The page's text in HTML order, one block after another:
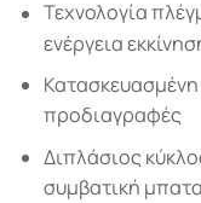
Τεχνολογία
ενέργεια
Κατασκευασμένη
προδιαγραφές
Διπλάσιος
συμβατική